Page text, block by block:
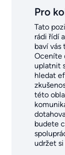
Pro
Tato
rádi řídí
baví vás
Oceníte
uplatnit
hledat
této
budete
udržet